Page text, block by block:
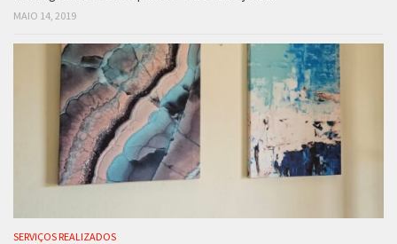
MAIO 14, 2019
SERVIÇOS REALIZADOS